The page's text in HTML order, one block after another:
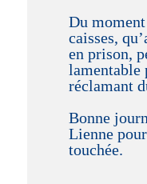
Du
caisses,
en prison,
lamentable
réclamant
Bonne
Lienne
touchée.